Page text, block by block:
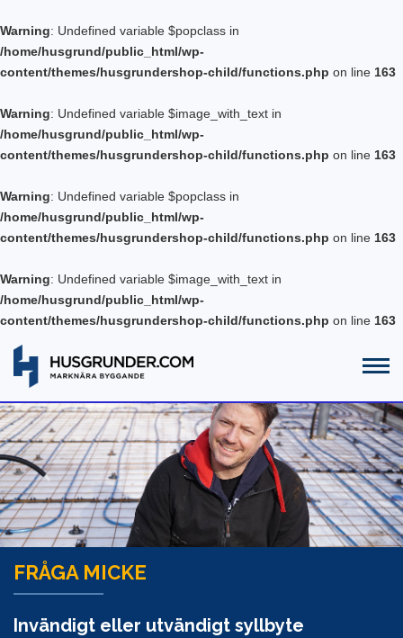
Warning: Undefined variable $popclass in
/home/husgrund/public_html/wp-
content/themes/husgrundershop-child/functions.php on line 163
Warning: Undefined variable $image_with_text in
/home/husgrund/public_html/wp-
content/themes/husgrundershop-child/functions.php on line 163
Warning: Undefined variable $popclass in
/home/husgrund/public_html/wp-
content/themes/husgrundershop-child/functions.php on line 163
Warning: Undefined variable $image_with_text in
/home/husgrund/public_html/wp-
content/themes/husgrundershop-child/functions.php on line 163
FRÅGA MICKE
Invändigt eller utvändigt syllbyte